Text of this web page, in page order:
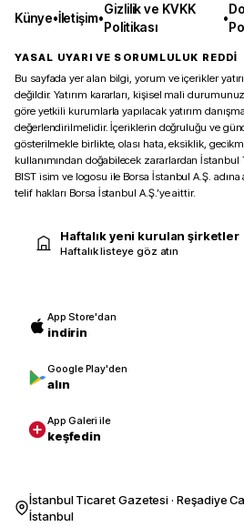
Künye•İletişim•
Gizlilik ve KVKK
Politikası
•
YASAL UYARI VE SORUMLULUK REDDİ
Bu sayfada yer alan bilgi, yorum ve içerikler
değildir. Yatırım kararları, kişisel mali
göre yetkili kurumlarla yapılacak yatırım
değerlendirilmelidir. İçeriklerin doğruluğu ve
gösterilmekle birlikte, olası hata, eksiklik,
kullanımından doğabilecek zararlardan İstanbul
BIST isim ve logosu ile Borsa İstanbul A.Ş.
telif hakları Borsa İstanbul A.Ş.’ye aittir.
Haftalık yeni kurulan şirketler
Haftalık listeye göz atın
App Store'dan
indirin
Google Play'den
alın
App Galeri ile
keşfedin
İstanbul Ticaret Gazetesi · Reşadiye
İstanbul